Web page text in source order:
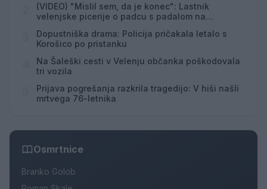
(VIDEO) "Mislil sem, da je konec": Lastnik
velenjske picerije o padcu s padalom na
Dopustniška drama: Policija pričakala letalo s
Korošico po pristanku
Na Šaleški cesti v Velenju občanka poškodovala
tri vozila
Prijava pogrešanja razkrila tragedijo: V hiši našli
mrtvega 76-letnika
Osmrtnice
Branko Golob